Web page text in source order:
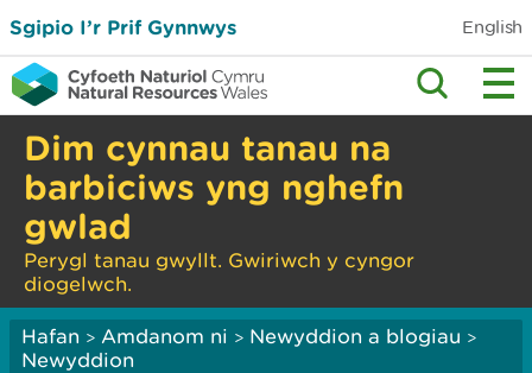
Sgipio I’r Prif Gynnwys English
Dim cynnau tanau na
barbiciws yng nghefn
gwlad
Perygl tanau gwyllt. Gwiriwch y cyngor
diogelwch.
Hafan > Amdanom ni > Newyddion a blogiau >
Newyddion